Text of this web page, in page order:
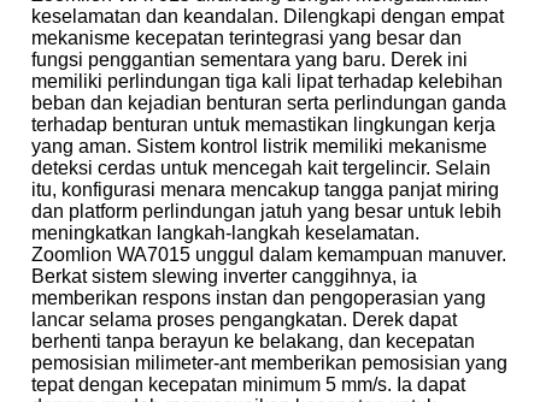
keselamatan dan keandalan. Dilengkapi dengan empat
mekanisme kecepatan terintegrasi yang besar dan
fungsi penggantian sementara yang baru. Derek ini
memiliki perlindungan tiga kali lipat terhadap kelebihan
beban dan kejadian benturan serta perlindungan ganda
terhadap benturan untuk memastikan lingkungan kerja
yang aman. Sistem kontrol listrik memiliki mekanisme
deteksi cerdas untuk mencegah kait tergelincir. Selain
itu, konfigurasi menara mencakup tangga panjat miring
dan platform perlindungan jatuh yang besar untuk lebih
meningkatkan langkah-langkah keselamatan.
Zoomlion WA7015 unggul dalam kemampuan manuver.
Berkat sistem slewing inverter canggihnya, ia
memberikan respons instan dan pengoperasian yang
lancar selama proses pengangkatan. Derek dapat
berhenti tanpa berayun ke belakang, dan kecepatan
pemosisian milimeter-ant memberikan pemosisian yang
tepat dengan kecepatan minimum 5 mm/s. Ia dapat